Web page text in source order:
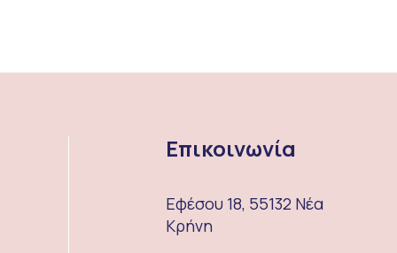
Επικοινωνία
Εφέσου 18, 55132 Νέα
Κρήνη